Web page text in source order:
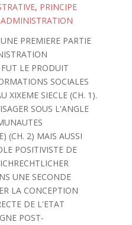
, PRINCIPE
PREMIERE PARTIE
LE PRODUIT
SOCIALES
XIXEME SIECLE (CH. 1).
SOUS L'ANGLE
(CH. 2) MAIS AUSSI
POSITIVISTE DE
UNE SECONDE
LA CONCEPTION
DE L'ETAT
POST-